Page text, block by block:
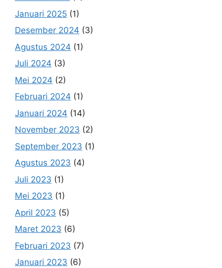
Januari 2025 (1)
Desember 2024 (3)
Agustus 2024 (1)
Juli 2024 (3)
Mei 2024 (2)
Februari 2024 (1)
Januari 2024 (14)
November 2023 (2)
September 2023 (1)
Agustus 2023 (4)
Juli 2023 (1)
Mei 2023 (1)
April 2023 (5)
Maret 2023 (6)
Februari 2023 (7)
Januari 2023 (6)